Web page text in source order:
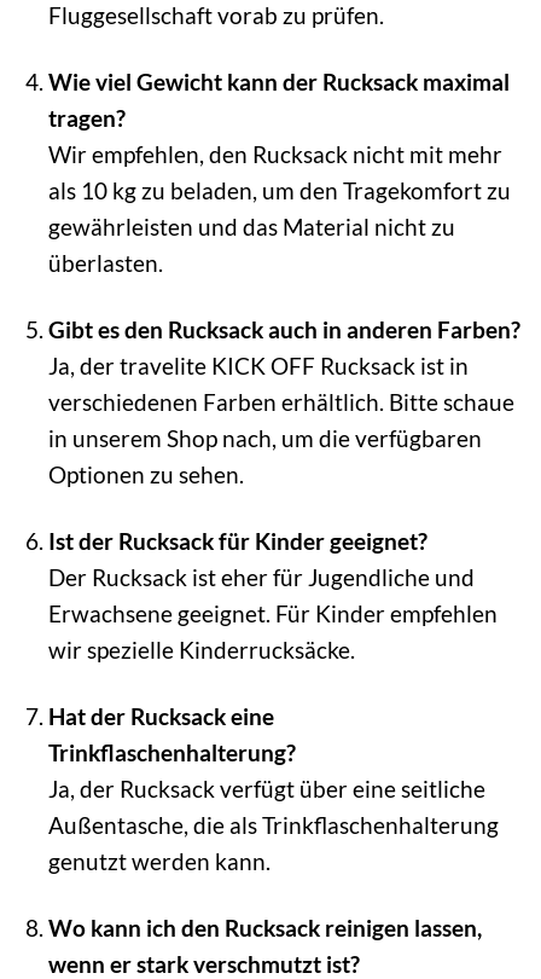
Fluggesellschaft vorab zu prüfen.
Wie viel Gewicht kann der Rucksack maximal
tragen?
Wir empfehlen, den Rucksack nicht mit mehr
als 10 kg zu beladen, um den Tragekomfort zu
gewährleisten und das Material nicht zu
überlasten.
Gibt es den Rucksack auch in anderen Farben?
Ja, der travelite KICK OFF Rucksack ist in
verschiedenen Farben erhältlich. Bitte schaue
in unserem Shop nach, um die verfügbaren
Optionen zu sehen.
Ist der Rucksack für Kinder geeignet?
Der Rucksack ist eher für Jugendliche und
Erwachsene geeignet. Für Kinder empfehlen
wir spezielle Kinderrucksäcke.
Hat der Rucksack eine
Trinkflaschenhalterung?
Ja, der Rucksack verfügt über eine seitliche
Außentasche, die als Trinkflaschenhalterung
genutzt werden kann.
Wo kann ich den Rucksack reinigen lassen,
wenn er stark verschmutzt ist?